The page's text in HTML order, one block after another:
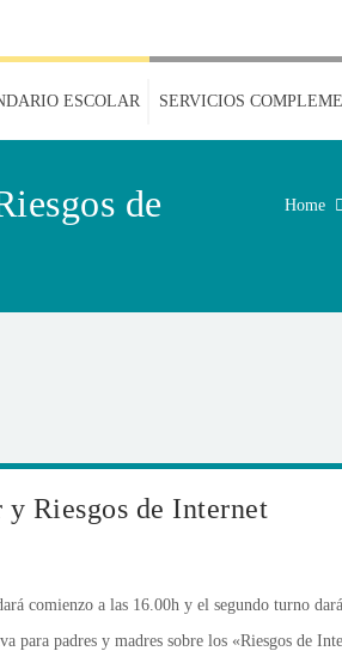
ESCOLAR SERVICIOS
de
Home
Riesgos de Internet
comienzo a las 16.00h y el segundo turno
para padres y madres sobre los «Riesgos de